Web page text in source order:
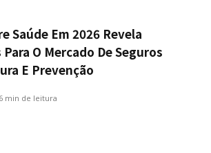
Saúde Em 2026 Revela
O Mercado De Seguros
E Prevenção
6 min de leitura